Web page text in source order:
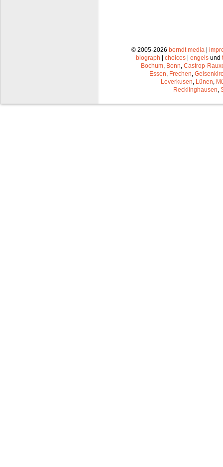
© 2005-2026 berndt media |
biograph | choices | engels und
Bochum Bonn Castrop-
Essen Frechen
Leverkusen Lünen
Recklinghausen